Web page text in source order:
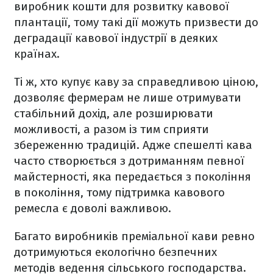
виробник кошти для розвитку кавової
плантації, тому такі дії можуть призвести до
деградації кавової індустрії в деяких
країнах.
Ті ж, хто купує каву за справедливою ціною,
дозволяє фермерам не лише отримувати
стабільний дохід, але розширювати
можливості, а разом із тим сприяти
збереженню традицій. Адже спешелті кава
часто створюється з дотриманням певної
майстерності, яка передається з покоління
в покоління, тому підтримка кавового
ремесла є доволі важливою.
Багато виробників преміальної кави ревно
дотримуються екологічно безпечних
методів ведення сільського господарства.